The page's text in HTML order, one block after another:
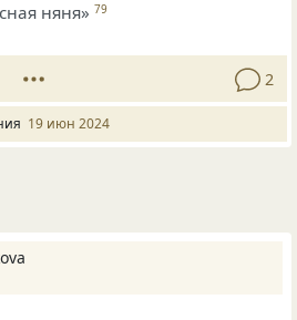
няня» 79
2
19 июн 2024